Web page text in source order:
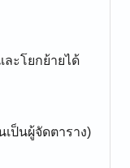
ะโยกย้ายได้
ป็นผู้จัดตาราง)